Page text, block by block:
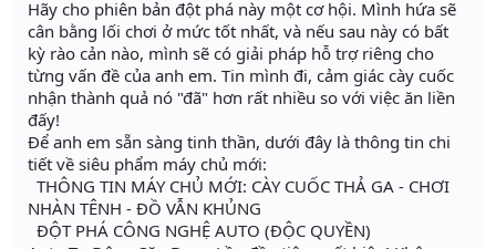
Hãy cho phiên bản đột phá này một cơ hội. Mình hứa sẽ
cân bằng lối chơi ở mức tốt nhất, và nếu sau này có bất
kỳ rào cản nào, mình sẽ có giải pháp hỗ trợ riêng cho
từng vấn đề của anh em. Tin mình đi, cảm giác cày cuốc
nhận thành quả nó "đã" hơn rất nhiều so với việc ăn liền
đấy!
Để anh em sẵn sàng tinh thần, dưới đây là thông tin chi
tiết về siêu phẩm máy chủ mới:
THÔNG TIN MÁY CHỦ MỚI: CÀY CUỐC THẢ GA - CHƠI
NHÀN TÊNH - ĐỒ VẪN KHỦNG
ĐỘT PHÁ CÔNG NGHỆ AUTO (ĐỘC QUYỀN)